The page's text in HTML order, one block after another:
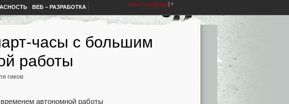
ВЕБ – РАЗРАБОТКА Select Language ▼
часы с большим
работы
гиков